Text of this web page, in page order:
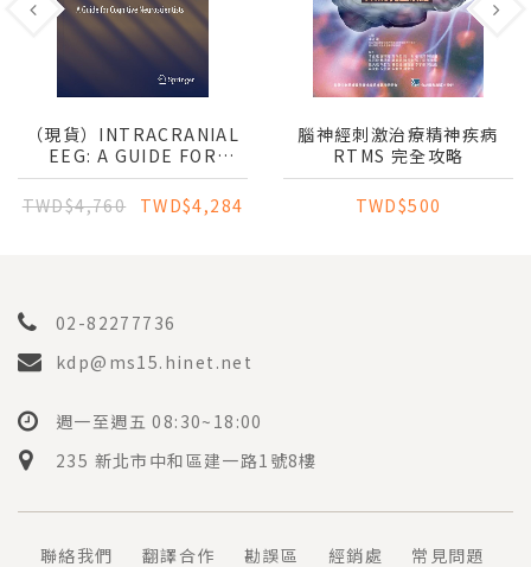
（現貨）INTRACRANIAL
EEG: A GUIDE FOR
COGNITIVE
NEUROSCIENTISTS
TWD$4,760 TWD$4,284
腦神經刺激治療精神疾病
RTMS 完全攻略
TWD$500
02-82277736
kdp@ms15.hinet.net
週一至週五 08:30~18:00
235 新北市中和區建一路1號8樓
聯絡我們 翻譯合作 勘誤區 經銷處 常見問題